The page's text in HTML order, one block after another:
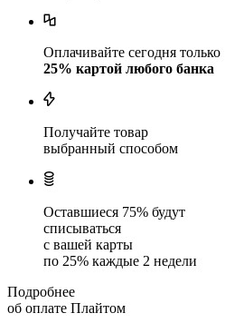
Оплачивайте сегодня только
25% картой любого банка
Получайте товар
выбранный способом
Оставшиеся 75% будут
списываться
с вашей карты
по 25% каждые 2 недели
Подробнее
об оплате Плайтом